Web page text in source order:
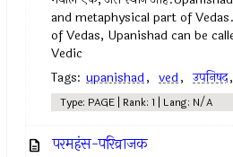
and metaphysical part of
of Vedas, Upanishad can be
Vedic
Tags: upanishad, ved, उपनिषद‌,
Type: PAGE | Rank: 1 | Lang: N/A
परमहंस-परिव्राजक